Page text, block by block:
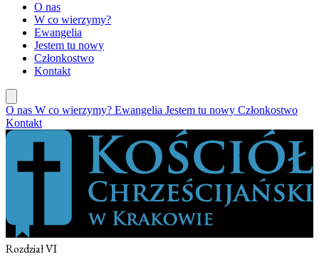
O nas
W co wierzymy?
Ewangelia
Jestem tu nowy
Członkostwo
Kontakt
O nas W co wierzymy? Ewangelia Jestem tu nowy Członkostwo
Kontakt
Rozdział VI